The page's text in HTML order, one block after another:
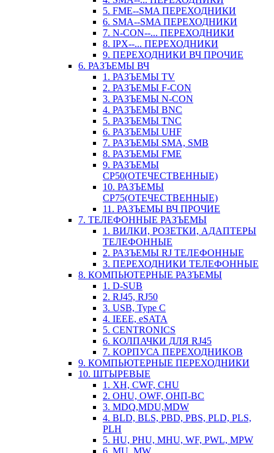
5. FME--SMA ПЕРЕХОДНИКИ
6. SMA--SMA ПЕРЕХОДНИКИ
7. N-CON--... ПЕРЕХОДНИКИ
8. IPX--... ПЕРЕХОДНИКИ
9. ПЕРЕХОДНИКИ ВЧ ПРОЧИЕ
6. РАЗЪЕМЫ ВЧ
1. РАЗЪЕМЫ TV
2. РАЗЪЕМЫ F-CON
3. РАЗЪЕМЫ N-CON
4. РАЗЪЕМЫ BNC
5. РАЗЪЕМЫ TNC
6. РАЗЪЕМЫ UHF
7. РАЗЪЕМЫ SMA, SMB
8. РАЗЪЕМЫ FME
9. РАЗЪЕМЫ
СР50(ОТЕЧЕСТВЕННЫЕ)
10. РАЗЪЕМЫ
СР75(ОТЕЧЕСТВЕННЫЕ)
11. РАЗЪЕМЫ ВЧ ПРОЧИЕ
7. ТЕЛЕФОННЫЕ РАЗЪЕМЫ
1. ВИЛКИ, РОЗЕТКИ, АДАПТЕРЫ
ТЕЛЕФОННЫЕ
2. РАЗЪЕМЫ RJ ТЕЛЕФОННЫЕ
3. ПЕРЕХОДНИКИ ТЕЛЕФОННЫЕ
8. КОМПЬЮТЕРНЫЕ РАЗЪЕМЫ
1. D-SUB
2. RJ45, RJ50
3. USB, Type C
4. IEEE, eSATA
5. CENTRONICS
6. КОЛПАЧКИ ДЛЯ RJ45
7. КОРПУСА ПЕРЕХОДНИКОВ
9. КОМПЬЮТЕРНЫЕ ПЕРЕХОДНИКИ
10. ШТЫРЕВЫЕ
1. XH, CWF, CHU
2. OHU, OWF, ОНП-ВС
3. MDQ,MDU,MDW
4. BLD, BLS, PBD, PBS, PLD, PLS,
PLH
5. HU, PHU, MHU, WF, PWL, MPW
6. MU, MW